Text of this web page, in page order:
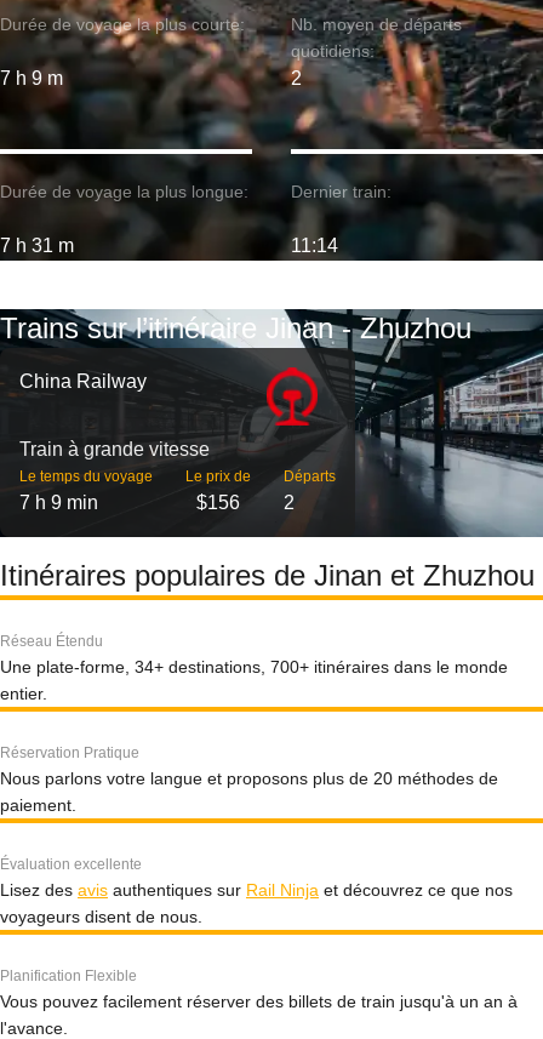
Durée de voyage la plus courte:
7 h 9 m
Durée de voyage la plus longue:
7 h 31 m
Nb. moyen de départs
quotidiens:
2
Dernier train:
11:14
Trains sur l’itinéraire Jinan - Zhuzhou
China Railway
Train à grande vitesse
Le temps du voyage
7 h 9 min
Le prix de
$156
Départs
2
Itinéraires populaires de Jinan et Zhuzhou
Réseau Étendu
Une plate-forme, 34+ destinations, 700+ itinéraires dans le monde
entier.
Réservation Pratique
Nous parlons votre langue et proposons plus de 20 méthodes de
paiement.
Évaluation excellente
Lisez des avis authentiques sur Rail Ninja et découvrez ce que nos
voyageurs disent de nous.
Planification Flexible
Vous pouvez facilement réserver des billets de train jusqu'à un an à
l'avance.